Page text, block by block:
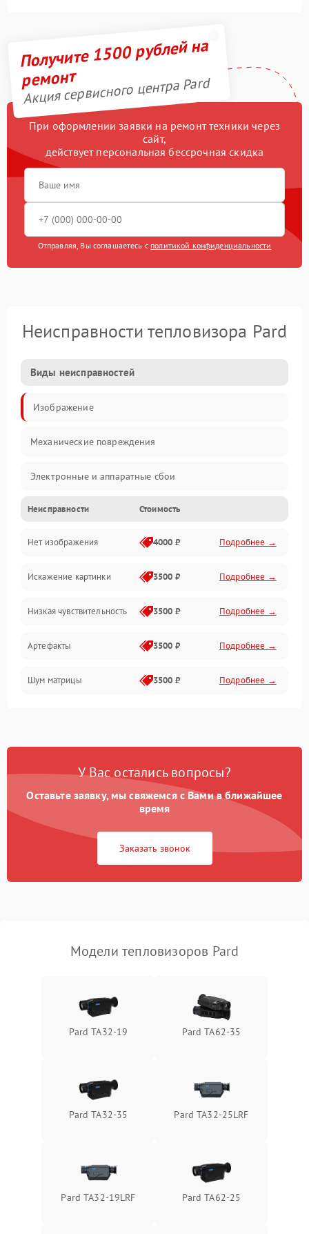
Получите 1500 рублей на
ремонт
Акция сервисного центра Pard
При оформлении заявки на ремонт техники через
сайт,
действует персональная бессрочная скидка
Отправляя, Вы соглашаетесь с политикой конфиденциальности
Неисправности тепловизора Pard
Виды неисправностей
Изображение
Механические повреждения
Электронные и аппаратные сбои
Неисправности сенсора и оптики
Программные ошибки
Электропитание
Измерения
Матрица
Проблемы питания
Проблемы с объективом
Неисправности Стоимость
Нет изображения 4000 ₽ Подробнее →
Искажение картинки 3500 ₽ Подробнее →
Низкая чувствительность 3500 ₽ Подробнее →
Артефакты 3500 ₽ Подробнее →
Шум матрицы 3500 ₽ Подробнее →
У Вас остались вопросы?
Оставьте заявку, мы свяжемся с Вами в ближайшее
время
Заказать звонок
Модели тепловизоров Pard
Pard TA32-19 Pard TA62-35
Pard TA32-35 Pard TA32-25LRF
Pard TA32-19LRF Pard TA62-25